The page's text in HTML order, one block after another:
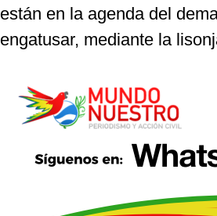
están en la agenda del
engatusar, mediante la